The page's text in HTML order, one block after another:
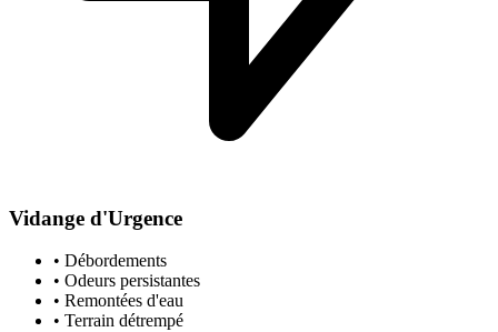
Vidange d'Urgence
• Débordements
• Odeurs persistantes
• Remontées d'eau
• Terrain détrempé